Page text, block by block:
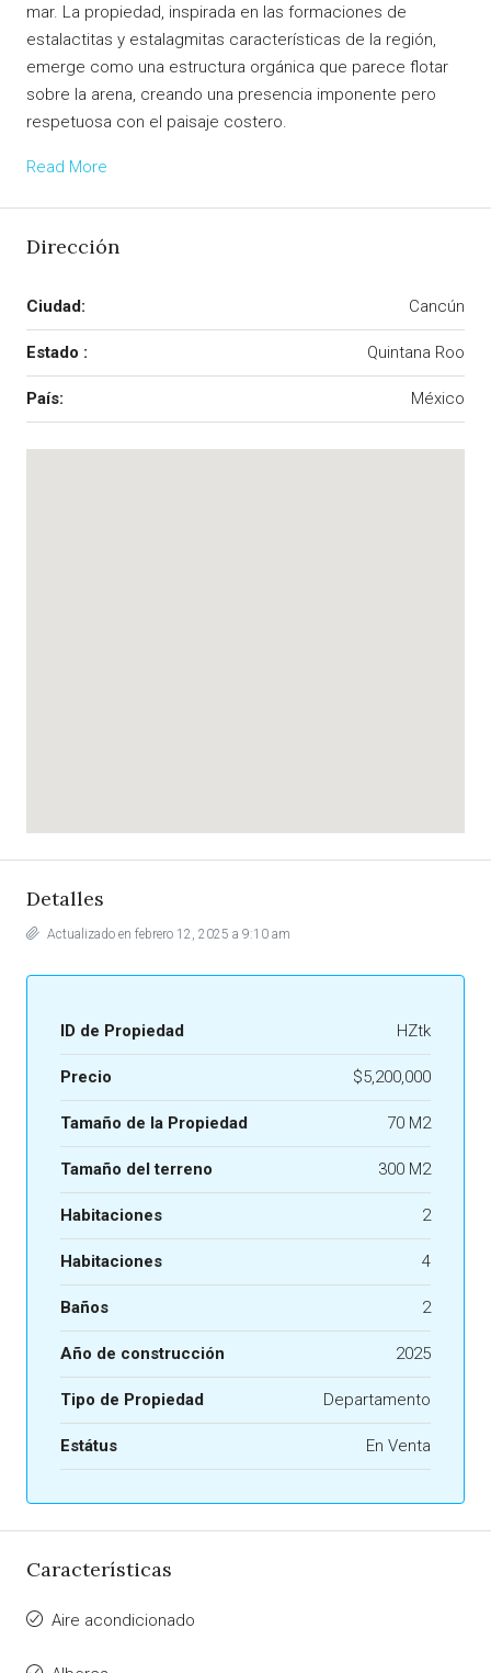
mar. La propiedad, inspirada en las formaciones de
estalactitas y estalagmitas características de la región,
emerge como una estructura orgánica que parece flotar
sobre la arena, creando una presencia imponente pero
respetuosa con el paisaje costero.
Read More
Dirección
Ciudad: Cancún
Estado : Quintana Roo
País: México
Detalles
Actualizado en febrero 12, 2025 a 9:10 am
ID de Propiedad HZtk
Precio $5,200,000
Tamaño de la Propiedad 70 M2
Tamaño del terreno 300 M2
Habitaciones 2
Habitaciones 4
Baños 2
Año de construcción 2025
Tipo de Propiedad Departamento
Estátus En Venta
Características
Aire acondicionado